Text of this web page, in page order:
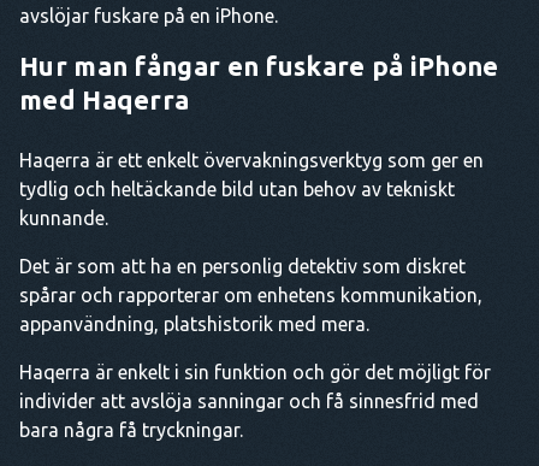
avslöjar fuskare på en iPhone.
Hur man fångar en fuskare på iPhone
med Haqerra
Haqerra är ett enkelt övervakningsverktyg som ger en
tydlig och heltäckande bild utan behov av tekniskt
kunnande.
Det är som att ha en personlig detektiv som diskret
spårar och rapporterar om enhetens kommunikation,
appanvändning, platshistorik med mera.
Haqerra är enkelt i sin funktion och gör det möjligt för
individer att avslöja sanningar och få sinnesfrid med
bara några få tryckningar.